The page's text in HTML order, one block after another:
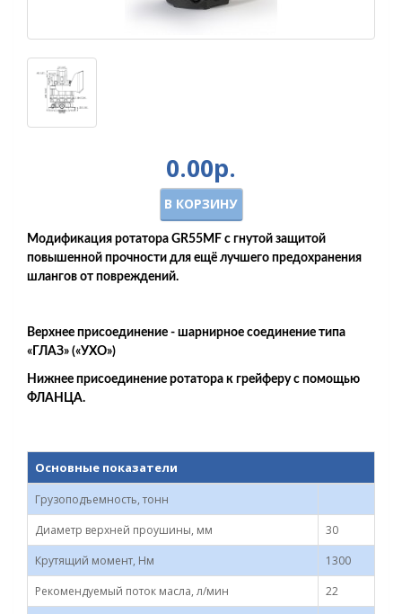
0.00р.
В КОРЗИНУ
Модификация ротатора GR55MF с гнутой защитой
повышенной прочности для ещё лучшего предохранения
шлангов от повреждений.
Верхнее присоединение - шарнирное соединение типа
«ГЛАЗ» («УХО»)
Нижнее присоединение ротатора к грейферу с помощью
ФЛАНЦА.
Основные показатели
Грузоподъемность, тонн
Диаметр верхней проушины, мм
30
Крутящий момент, Нм
1300
Рекомендуемый поток масла, л/мин
22